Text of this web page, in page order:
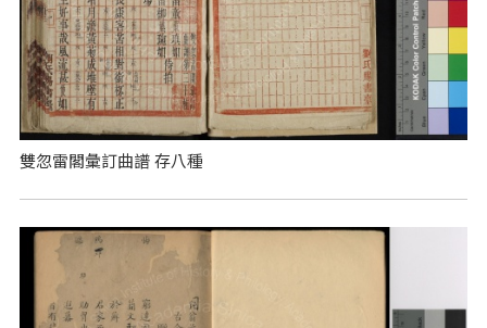
雙忽雷閣彙訂曲譜 存八種